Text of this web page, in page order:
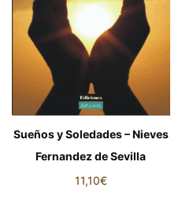
Sueños y Soledades – Nieves
Fernandez de Sevilla
11,10€